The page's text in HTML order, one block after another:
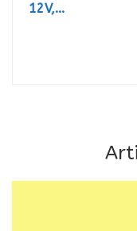
12V,...